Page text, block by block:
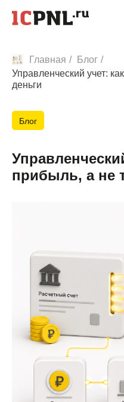
Главная / Блог /
Управленческий учет:
деньги
Блог
прибыль, а не